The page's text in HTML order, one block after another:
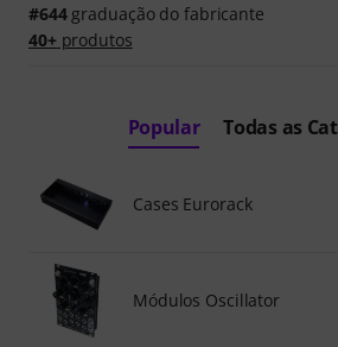
#644graduação do fabricante
40+produtos
Popular Todas as
Cases Eurorack
Módulos Oscillator